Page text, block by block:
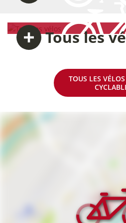
Tousles
TOUS LES